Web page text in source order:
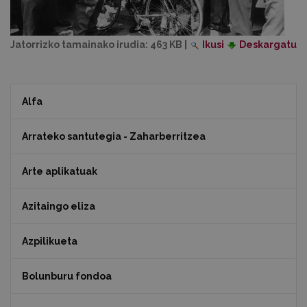
Jatorrizko tamainako irudia: 463 KB Ikusi Deskargatu
Alfa
Arrateko santutegia - Zaharberritzea
Arte aplikatuak
Azitaingo eliza
Azpilikueta
Bolunburu fondoa